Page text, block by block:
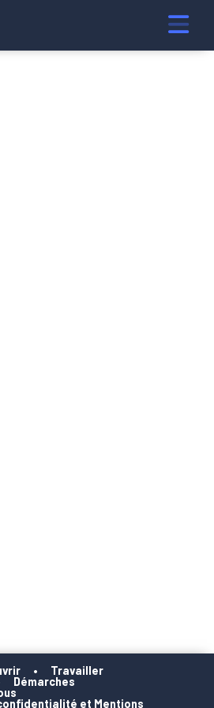
Travailler
Démarches
et Mentions